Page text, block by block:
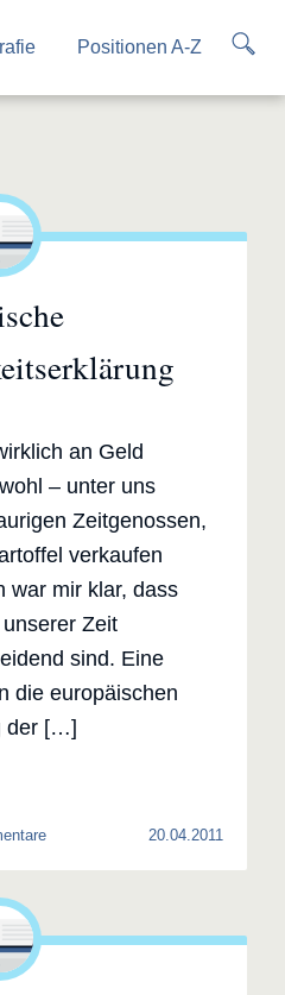
Positionen A-Z
an Geld
– unter uns
Zeitgenossen,
verkaufen
war mir klar, dass
Zeit
sind. Eine
die europäischen
der […]
zu
20.04.2011